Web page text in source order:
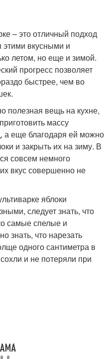
– это отличный подход
этими вкусными и
летом, но еще и зимой.
прогресс позволяет
быстрее, чем во
полезная вещь на кухне,
массу
а еще благодаря ей можно
и закрыть их на зиму. В
совсем немного
вкус совершенно не
яблоки
следует знать, что
самые спелые и
знать, что нарезать
одного сантиметра в
и не потеряли при